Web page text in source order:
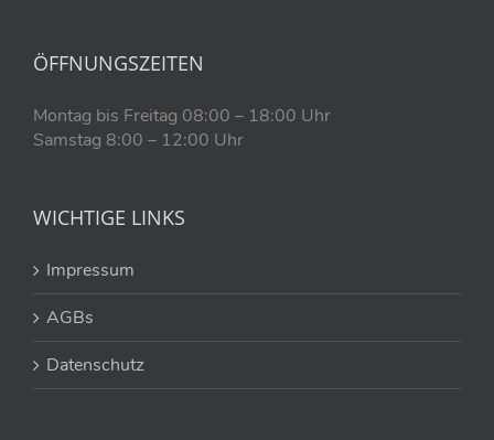
ÖFFNUNGSZEITEN
Montag bis Freitag 08:00 – 18:00 Uhr
Samstag 8:00 – 12:00 Uhr
WICHTIGE LINKS
Impressum
AGBs
Datenschutz